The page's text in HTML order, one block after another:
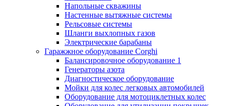
Напольные скважины
Настенные вытяжные системы
Рельсовые системы
Шланги выхлопных газов
Электрические барабаны
Гаражжное оборудование Corghi
Балансировочное оборудование 1
Генераторы азота
Диагностическое оборудование
Мойки для колес легковых автомобилей
Оборудование для мотоциклетных колес